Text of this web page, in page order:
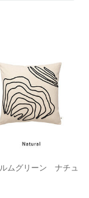
ムグリーン ナチュ